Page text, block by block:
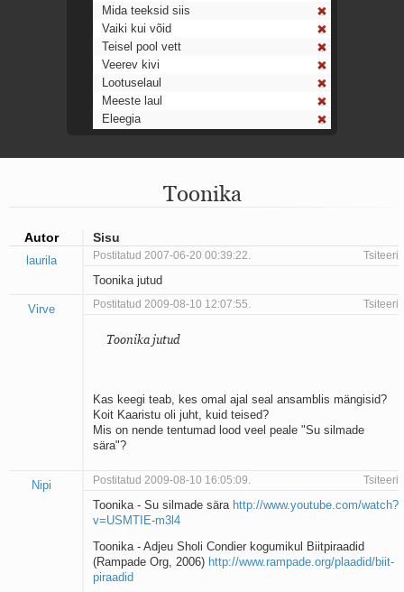
Mida teeksid siis
Vaiki kui võid
Teisel pool vett
Veerev kivi
Lootuselaul
Meeste laul
Eleegia
Ahtumine
Mu isamaa on minu arm
Aeg
Oota mind
Ih-ih-hii ja ah-ah-haa
Päikeselapsed
Luigelaul
Avanemine
Üleminek
Laul teost
Elupõline kaja
Omaette
Perekondlik
Läänemere lained
Üle müüri
Toonika
Autor Sisu
laurila Postitatud 2007-06-20 00:39:22. Tsiteeri
Toonika jutud
Virve Postitatud 2009-08-10 12:07:55. Tsiteeri
Toonika jutud
Kas keegi teab, kes omal ajal seal ansamblis mängisid?
Koit Kaaristu oli juht, kuid teised?
Mis on nende tentumad lood veel peale "Su silmade
sära"?
Nipi Postitatud 2009-08-10 16:05:09. Tsiteeri
Toonika - Su silmade sära http://www.youtube.com/watch?
v=USMTIE-m3l4
Toonika - Adjeu Sholi Condier kogumikul Biitpiraadid
(Rampade Org, 2006) http://www.rampade.org/plaadid/biit-
piraadid